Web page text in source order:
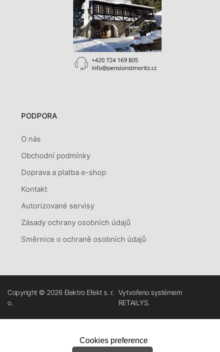
PODPORA
O nás
Obchodní podmínky
Doprava a platba e-shop
Kontakt
Autorizované servisy
Zásady ochrany osobních údajů
Směrnice o ochraně osobních údajů
Copyright © 2026 Elektro Efekt s. r.
o.
Vytvořeno systémem
RETAILYS.
Cookies preference